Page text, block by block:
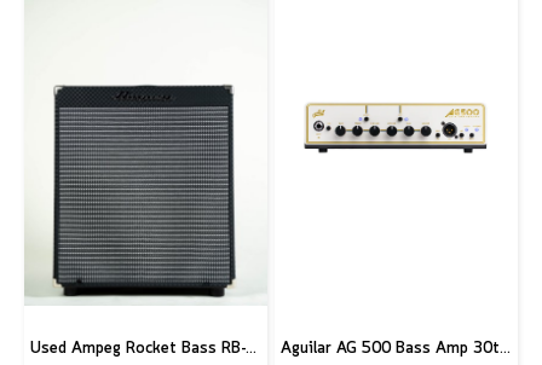
Used Ampeg Rocket Bass RB-112 Aguilar AG 500 Bass Amp 30th Anniversary Edition